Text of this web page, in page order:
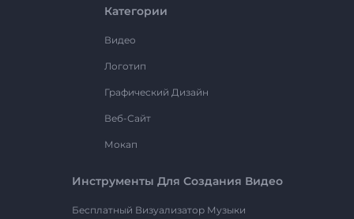
Категории
Видео
Логотип
Графический Дизайн
Веб-Сайт
Мокап
Инструменты Для Создания Видео
Бесплатный Визуализатор Музыки